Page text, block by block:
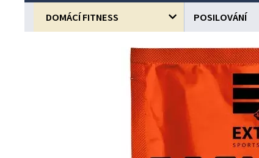
DOMÁCÍ FITNESS POSILOVÁNÍ